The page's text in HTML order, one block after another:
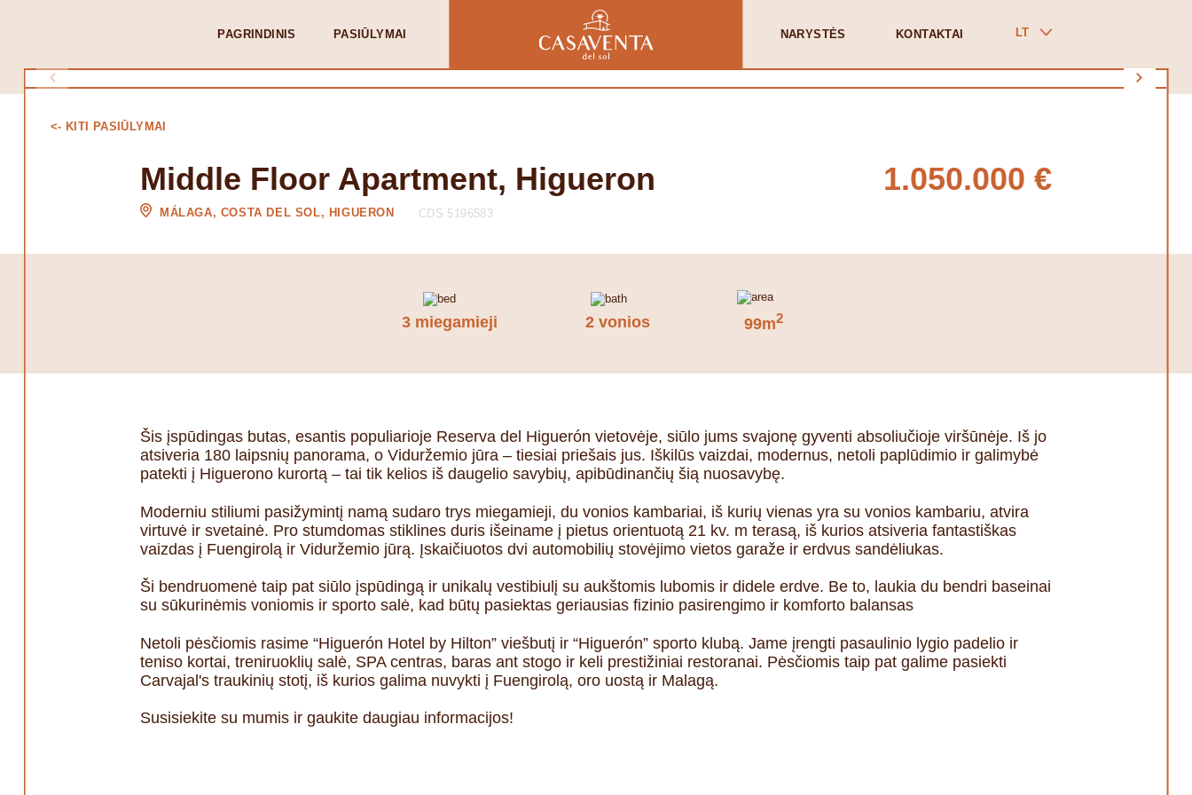
PAGRINDINIS PASIŪLYMAI NARYSTĖS KONTAKTAI LT
<- KITI PASIŪLYMAI
Middle Floor Apartment, Higueron
MÁLAGA, COSTA DEL SOL, HIGUERON CDS 5196583
1.050.000 €
3 miegamieji 2 vonios 99m2
Šis įspūdingas butas, esantis populiarioje Reserva del Higuerón vietovėje, siūlo jums svajonę gyventi absoliučioje viršūnėje. Iš jo
atsiveria 180 laipsnių panorama, o Viduržemio jūra – tiesiai priešais jus. Iškilūs vaizdai, modernus, netoli paplūdimio ir galimybė
patekti į Higuerono kurortą – tai tik kelios iš daugelio savybių, apibūdinančių šią nuosavybę.
Moderniu stiliumi pasižymintį namą sudaro trys miegamieji, du vonios kambariai, iš kurių vienas yra su vonios kambariu, atvira
virtuvė ir svetainė. Pro stumdomas stiklines duris išeiname į pietus orientuotą 21 kv. m terasą, iš kurios atsiveria fantastiškas
vaizdas į Fuengirolą ir Viduržemio jūrą. Įskaičiuotos dvi automobilių stovėjimo vietos garaže ir erdvus sandėliukas.
Ši bendruomenė taip pat siūlo įspūdingą ir unikalų vestibiulį su aukštomis lubomis ir didele erdve. Be to, laukia du bendri baseinai
su sūkurinėmis voniomis ir sporto salė, kad būtų pasiektas geriausias fizinio pasirengimo ir komforto balansas
Netoli pėsčiomis rasime “Higuerón Hotel by Hilton” viešbutį ir “Higuerón” sporto klubą. Jame įrengti pasaulinio lygio padelio ir
teniso kortai, treniruoklių salė, SPA centras, baras ant stogo ir keli prestižiniai restoranai. Pėsčiomis taip pat galime pasiekti
Carvajal's traukinių stotį, iš kurios galima nuvykti į Fuengirolą, oro uostą ir Malagą.
Susisiekite su mumis ir gaukite daugiau informacijos!